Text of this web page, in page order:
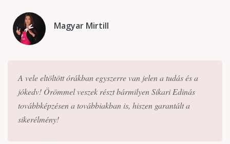
Magyar Mirtill
A vele eltöltött órákban egyszerre van jelen a tudás és a
jókedv! Örömmel veszek részt bármilyen Sikari Edinás
továbbképzésen a továbbiakban is, hiszen garantált a
sikerélmény!